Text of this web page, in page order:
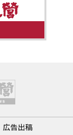
広告出稿